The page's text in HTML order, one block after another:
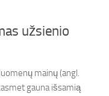
užsienio
mainų (angl.
gauna išsamią